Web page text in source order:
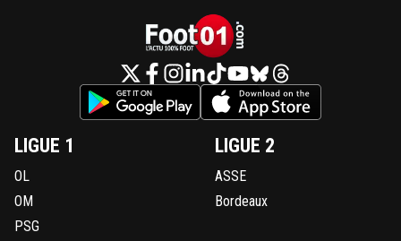
LIGUE 1
OL
OM
PSG
LIGUE 2
ASSE
Bordeaux